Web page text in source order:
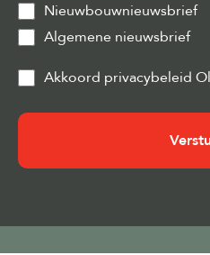
Nieuwbouwnieuwsbrief
Algemene nieuwsbrief
Privacy
Cookies
Akkoord privacybeleid